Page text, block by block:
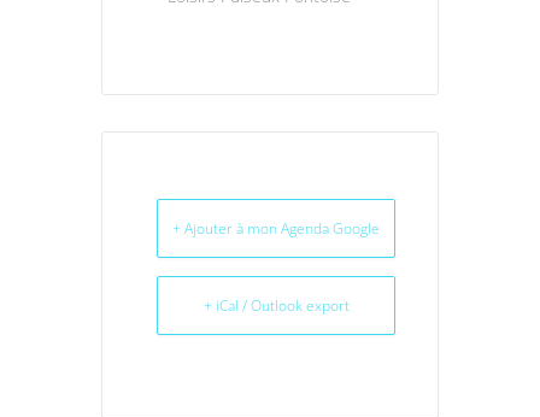
+ Ajouter à mon Agenda Google
+ iCal / Outlook export